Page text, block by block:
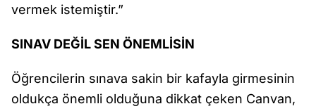
vermek istemiştir.”
SINAV DEĞİL SEN ÖNEMLİSİN
Öğrencilerin sınava sakin bir kafayla girmesinin
oldukça önemli olduğuna dikkat çeken Canvan,